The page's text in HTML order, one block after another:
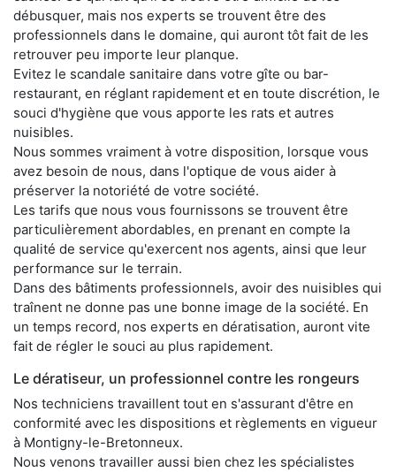
débusquer, mais nos experts se trouvent être des
professionnels dans le domaine, qui auront tôt fait de les
retrouver peu importe leur planque.
Evitez le scandale sanitaire dans votre gîte ou bar-
restaurant, en réglant rapidement et en toute discrétion, le
souci d'hygiène que vous apporte les rats et autres
nuisibles.
Nous sommes vraiment à votre disposition, lorsque vous
avez besoin de nous, dans l'optique de vous aider à
préserver la notoriété de votre société.
Les tarifs que nous vous fournissons se trouvent être
particulièrement abordables, en prenant en compte la
qualité de service qu'exercent nos agents, ainsi que leur
performance sur le terrain.
Dans des bâtiments professionnels, avoir des nuisibles qui
traînent ne donne pas une bonne image de la société. En
un temps record, nos experts en dératisation, auront vite
fait de régler le souci au plus rapidement.
Le dératiseur, un professionnel contre les rongeurs
Nos techniciens travaillent tout en s'assurant d'être en
conformité avec les dispositions et règlements en vigueur
à Montigny-le-Bretonneux.
Nous venons travailler aussi bien chez les spécialistes